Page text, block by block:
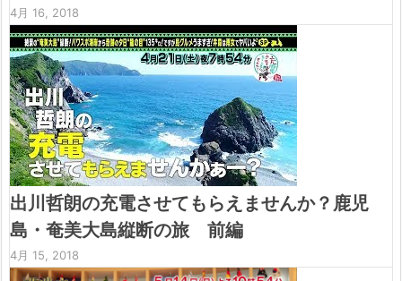
4月 16, 2018
出川哲朗の充電させてもらえませんか？鹿児
島・奄美大島縦断の旅 前編
4月 15, 2018